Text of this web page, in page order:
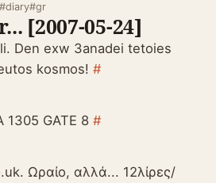
#diary#gr
[2007-05-24]
Den exw 3anadei tetoies
kosmos!#
1305 GATE 8#
Ωραίο, αλλά... 12λίρες/